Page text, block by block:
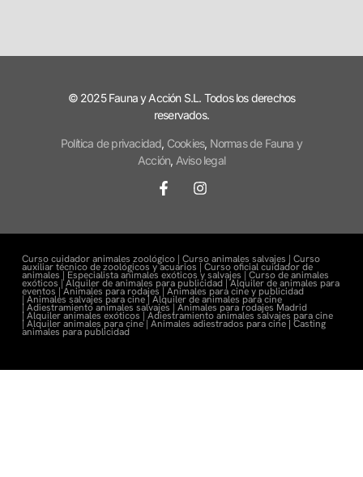
© 2025 Fauna y Acción S.L. Todos los derechos
reservados.
Política de privacidad, Cookies, Normas de Fauna y
Acción, Aviso legal
Curso cuidador animales zoológico | Curso animales salvajes | Curso
auxiliar técnico de zoológicos y acuarios | Curso oficial cuidador de
animales | Especialista animales exóticos y salvajes | Curso de animales
exóticos |Alquiler de animales para publicidad |Alquiler de animales para
eventos |Animales para rodajes | Animales para cine y publicidad
| Animales salvajes para cine | Alquiler de animales para cine
| Adiestramiento animales salvajes | Animales para rodajes Madrid
| Alquiler animales exóticos | Adiestramiento animales salvajes para cine
| Alquiler animales para cine | Animales adiestrados para cine| Casting
animales para publicidad